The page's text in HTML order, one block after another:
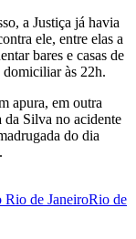
a Justiça já havia
ele, entre elas a
bares e casas de
domiciliar às 22h.
apura, em outra
Silva no acidente
do dia
de JaneiroRio de